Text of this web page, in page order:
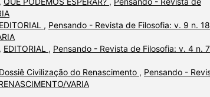
EDITORIAL , Pensando - Revista de Filosofia: v. 9 n. 18
EDITORIAL , Pensando - Revista de Filosofia: v. 4 n. 7
Dossiê Civilização do Renascimento , Pensando -
VARIA